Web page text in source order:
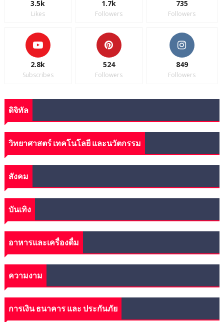
3.5k
Likes
1.7k
Followers
735
Followers
2.8k
Subscribes
524
Followers
849
Followers
ดิจิทัล
วิทยาศาสตร์ เทคโนโลยี และนวัตกรรม
สังคม
บันเทิง
อาหารและเครื่องดื่ม
ความงาม
การเงิน ธนาคาร และ ประกันภัย